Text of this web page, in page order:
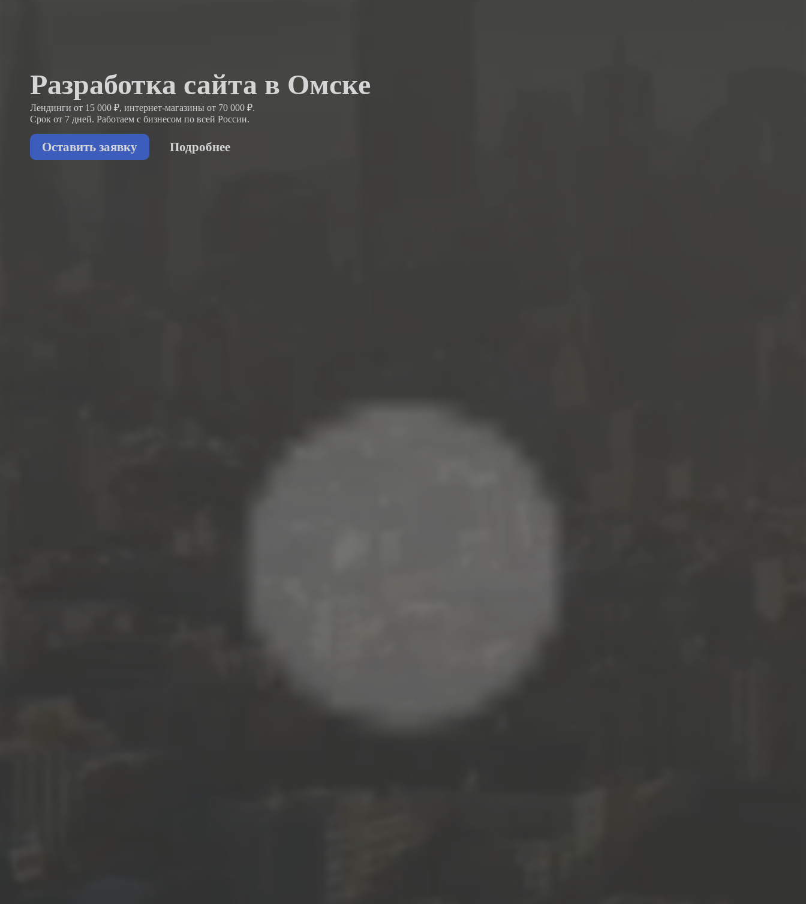
Разработка сайта в Омске
Лендинги от 15 000 ₽, интернет-магазины от 70 000 ₽.
Срок от 7 дней. Работаем с бизнесом по всей России.
Оставить заявку Подробнее